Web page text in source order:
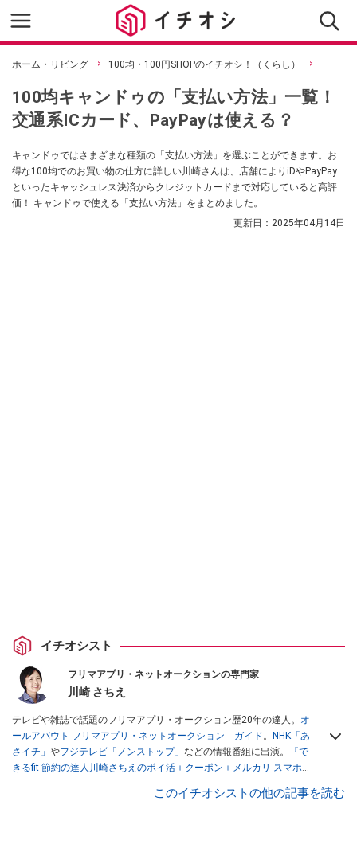
ホーム・リビング 100均・100円SHOPのイチオシ！（くらし）
100均キャンドゥの「支払い方法」一覧！
交通系ICカード、PayPayは使える？
キャンドゥではさまざまな種類の「支払い方法」を選ぶことができます。お
得な100均でのお買い物の仕方に詳しい川崎さんは、店舗によりiDやPayPay
といったキャッシュレス決済からクレジットカードまで対応していると高評
価！ キャンドゥで使える「支払い方法」をまとめました。
更新日： 2025年04月14日
イチオシスト
フリマアプリ・ネットオークションの専門家
川崎 さちえ
テレビや雑誌で話題のフリマアプリ・オークション歴20年の達人。 オ
ールアバウト フリマアプリ・ネットオークション ガイド。
NHK「あ
さイチ」 やフジテレビ「ノンストップ」 などの情報番組に出演。
『で
きるfit 節約の達人川崎さちえのポイ活＋クーポン＋メルカリ スマホで
スマホ1つでスキマ時間に効率的に稼ぐ！』（翔泳社刊） ほか著書多
このイチオシストの他の記事を読む